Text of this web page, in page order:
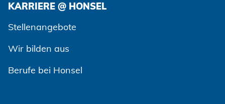
KARRIERE @ HONSEL
Stellenangebote
Wir bilden aus
Berufe bei Honsel